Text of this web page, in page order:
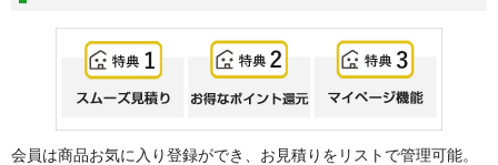
会員は商品お気に入り登録ができ、お見積りをリストで管理可能。